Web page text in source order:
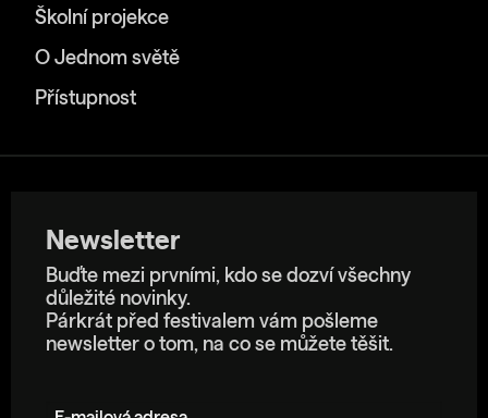
Školní projekce
O Jednom světě
Přístupnost
Newsletter
Buďte mezi prvními, kdo se dozví všechny
důležité novinky.
Párkrát před festivalem vám pošleme
newsletter o tom, na co se můžete těšit.